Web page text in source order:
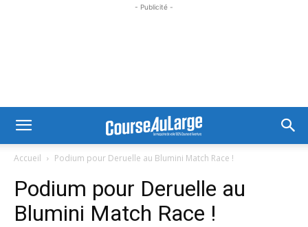
- Publicité -
Accueil Podium pour Deruelle au Blumini Match Race !
Podium pour Deruelle au
Blumini Match Race !